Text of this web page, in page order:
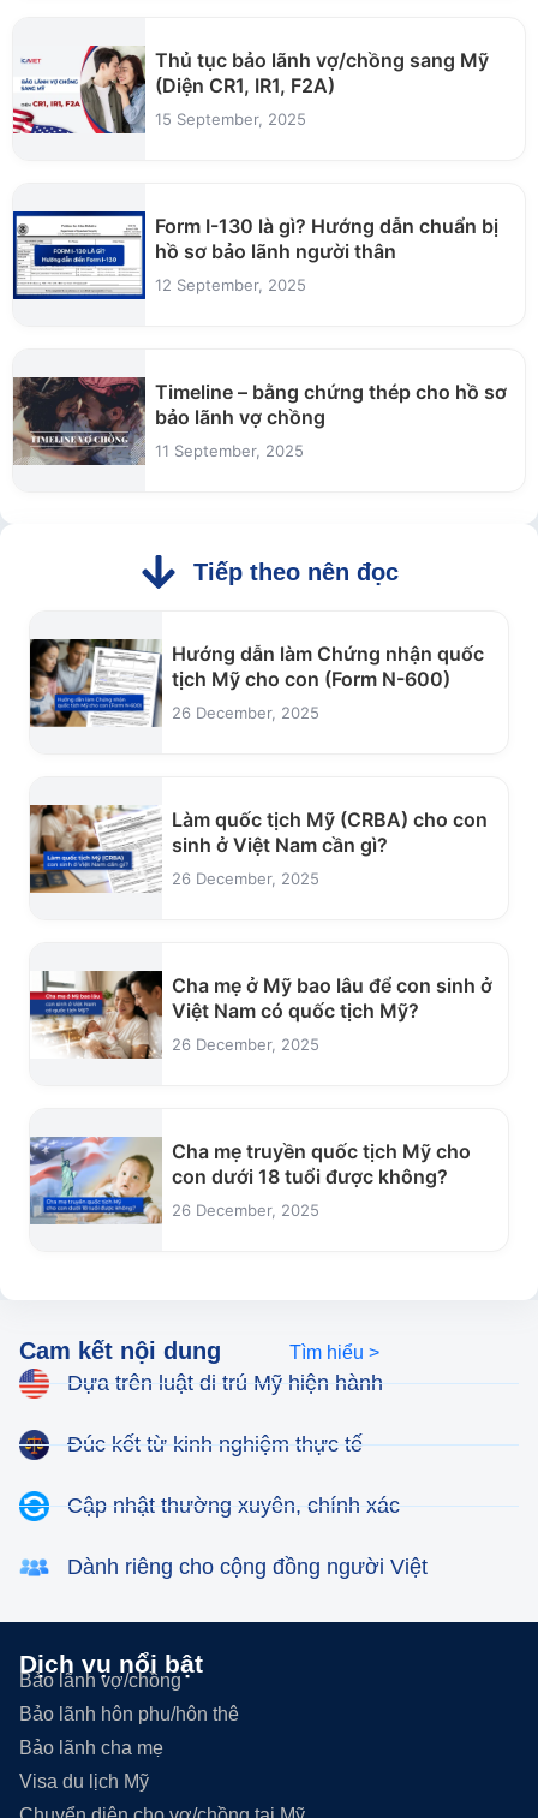
Thủ tục bảo lãnh vợ/chồng sang Mỹ
(Diện CR1, IR1, F2A)
15 September, 2025
Form I-130 là gì? Hướng dẫn chuẩn bị
hồ sơ bảo lãnh người thân
12 September, 2025
Timeline – bằng chứng thép cho hồ sơ
bảo lãnh vợ chồng
11 September, 2025
Tiếp theo nên đọc
Hướng dẫn làm Chứng nhận quốc
tịch Mỹ cho con (Form N-600)
26 December, 2025
Làm quốc tịch Mỹ (CRBA) cho con
sinh ở Việt Nam cần gì?
26 December, 2025
Cha mẹ ở Mỹ bao lâu để con sinh ở
Việt Nam có quốc tịch Mỹ?
26 December, 2025
Cha mẹ truyền quốc tịch Mỹ cho
con dưới 18 tuổi được không?
26 December, 2025
Cam kết nội dung Tìm hiểu >
Dựa trên luật di trú Mỹ hiện hành
Đúc kết từ kinh nghiệm thực tế
Cập nhật thường xuyên, chính xác
Dành riêng cho cộng đồng người Việt
Dịch vụ nổi bật
Bảo lãnh vợ/chồng
Bảo lãnh hôn phu/hôn thê
Bảo lãnh cha mẹ
Visa du lịch Mỹ